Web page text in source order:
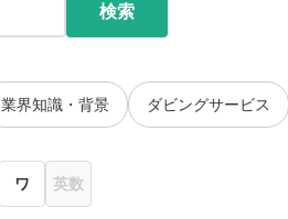
検索
業界知識・背景 ダビングサービス
ワ 英数